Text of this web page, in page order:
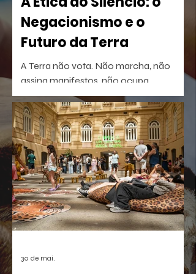
Negacionismo e o
Futuro da Terra
A Terra não vota. Não marcha, não
assina manifestos, não ocupa
palanques. Talvez por isso seja tão fácil
esquecê-la.
30 de mai.